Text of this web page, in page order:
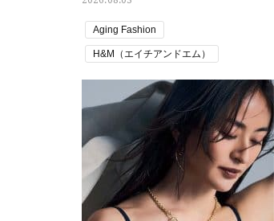
Aging Fashion
H&M（エイチアンドエム）
シューズ ファッションスナップ
ルタロン 夏コーデ トレンド